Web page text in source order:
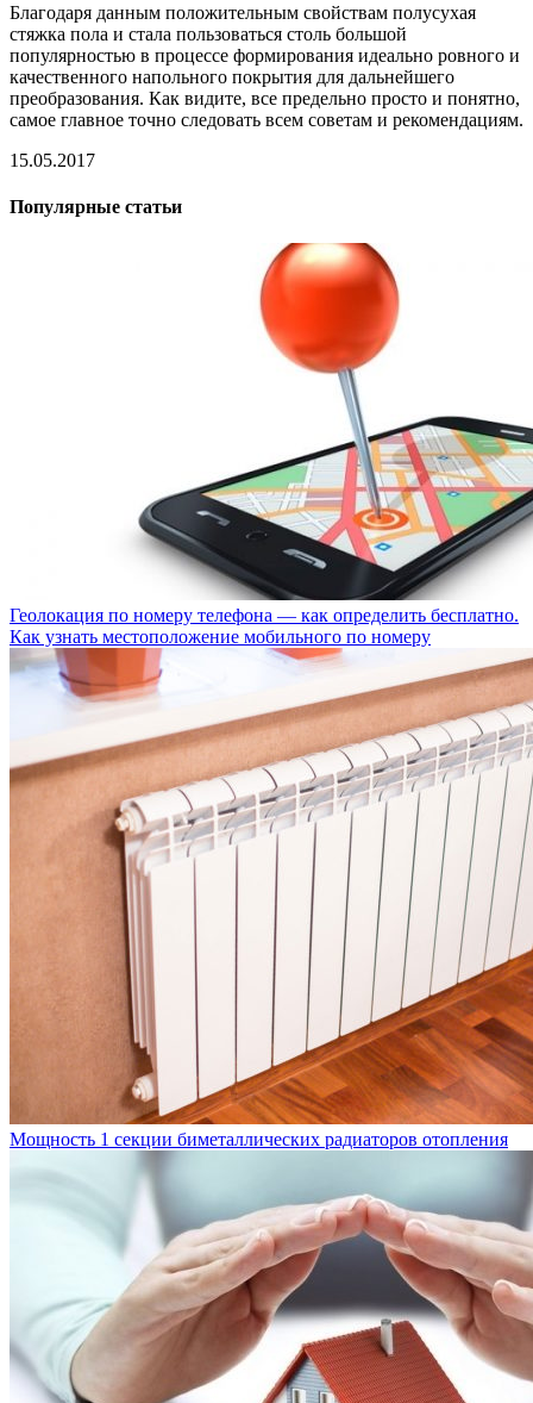
Благодаря данным положительным свойствам полусухая
стяжка пола и стала пользоваться столь большой
популярностью в процессе формирования идеально ровного и
качественного напольного покрытия для дальнейшего
преобразования. Как видите, все предельно просто и понятно,
самое главное точно следовать всем советам и рекомендациям.
15.05.2017
Популярные статьи
Геолокация по номеру телефона — как определить бесплатно.
Как узнать местоположение мобильного по номеру
Мощность 1 секции биметаллических радиаторов отопления